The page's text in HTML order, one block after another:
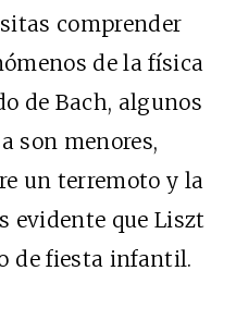
comprender
de la física
de Bach, algunos
son menores,
un terremoto y la
evidente que Liszt
de fiesta infantil.